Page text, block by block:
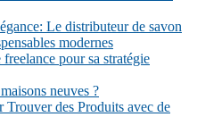
Le distributeur de savon
modernes
pour sa stratégie
neuves ?
des Produits avec de